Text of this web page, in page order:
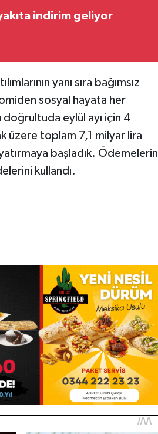
indirim geliyor
yanı sıra bağımsız
sosyal hayata her
doğrultuda eylül ayı için 4
üzere toplam 7,1 milyar lira
yatırmaya başladık. Ödemelerin
kullandı.